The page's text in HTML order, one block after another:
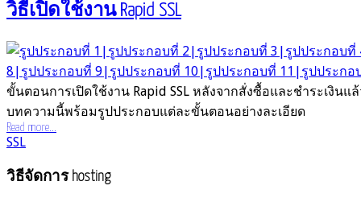
วิธีเปิดใช้งาน Rapid SSL
ขั้นตอนการเปิดใช้งาน Rapid SSL หลังจากสั่งซื้อและชำระเงิน
บทความนี้พร้อมรูปประกอบแต่ละขั้นตอนอย่างละเอียด
Read more...
SSL
วิธีจัดการ hosting